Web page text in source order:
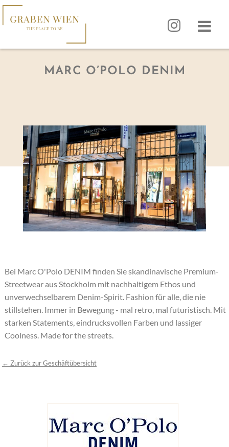
MARC O’POLO DENIM
Bei Marc O'Polo DENIM finden Sie skandinavische Premium-
Streetwear aus Stockholm mit nachhaltigem Ethos und
unverwechselbarem Denim-Spirit. Fashion für alle, die nie
stillstehen. Immer in Bewegung - mal retro, mal futuristisch. Mit
starken Statements, eindrucksvollen Farben und lassiger
Coolness. Made for the streets.
← Zurück zur Geschäftübersicht